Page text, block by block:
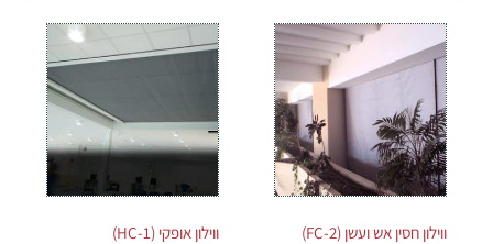
ווילון חסין אש ועשן (FC-2) ווילון אופקי (HC-1)